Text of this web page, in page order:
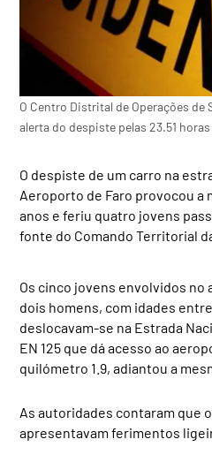
O Centro Distrital de Operações de
alerta do despiste pelas 23.51
O despiste de um carro na
Aeroporto de Faro provocou a
anos e feriu quatro jovens
fonte do Comando Territorial da
Os cinco jovens envolvidos
dois homens, com idades entre
deslocavam-se na Estrada
EN 125 que dá acesso ao
quilómetro 1.9, adiantou a
As autoridades contaram que
apresentavam ferimentos